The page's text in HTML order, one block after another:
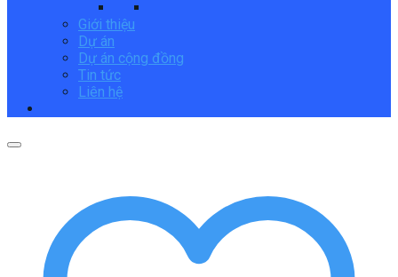
Giới thiệu
Dự án
Dự án cộng đồng
Tin tức
Liên hệ